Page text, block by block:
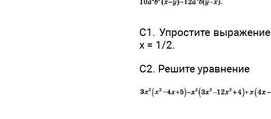
C1. Упростите выражение
х = 1/2.
С2. Решите уравнение